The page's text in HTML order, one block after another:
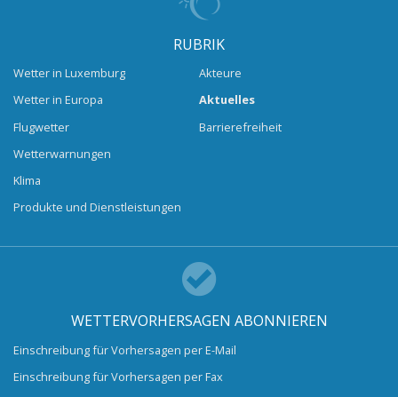
RUBRIK
Wetter in Luxemburg
Wetter in Europa
Flugwetter
Wetterwarnungen
Klima
Produkte und Dienstleistungen
Akteure
Aktuelles
Barrierefreiheit
WETTERVORHERSAGEN ABONNIEREN
Einschreibung für Vorhersagen per E-Mail
Einschreibung für Vorhersagen per Fax